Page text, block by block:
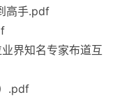
高手.pdf
界知名专家布道互
.pdf